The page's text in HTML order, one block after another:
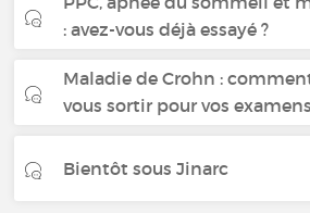
: avez-vous déjà essayé ?
Maladie de Crohn :
vous sortir pour vos
Bientôt sous Jinarc